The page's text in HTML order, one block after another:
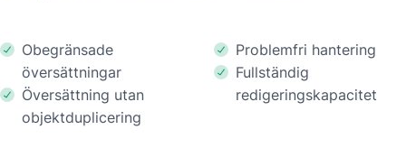
Obegränsade
översättningar
Översättning utan
objektduplicering
Problemfri hantering
Fullständig
redigeringskapacitet